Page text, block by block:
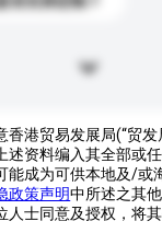
香港贸易发展局(“贸发
述资料编入其全部或
能成为可供本地及/或
政策声明中所述之其
人士同意及授权，将